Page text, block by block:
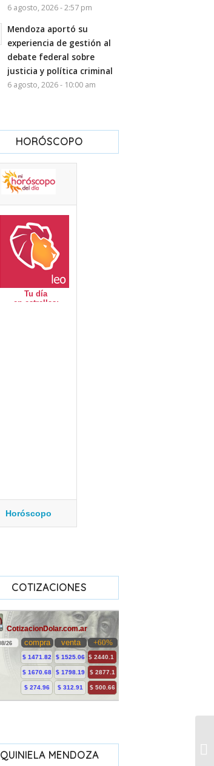
6 agosto, 2026 - 2:57 pm
Mendoza aportó su
experiencia de gestión al
debate federal sobre
justicia y política criminal
6 agosto, 2026 - 10:00 am
HORÓSCOPO
Horóscopo
COTIZACIONES
QUINIELA MENDOZA